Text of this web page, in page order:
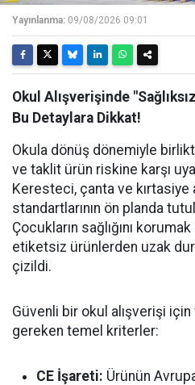
Yayınlanma: 09/08/2026 09:01
Okul Alışverişinde
Bu Detaylara Dikkat!
Okula dönüş dönemiyle
ve taklit ürün riskine karşı
Keresteci, çanta ve kırtasiye
standartlarının ön planda
Çocukların sağlığını
etiketsiz ürünlerden uzak
çizildi.
Güvenli bir okul alışverişi
gereken temel kriterler:
CE İşareti: Ürünün